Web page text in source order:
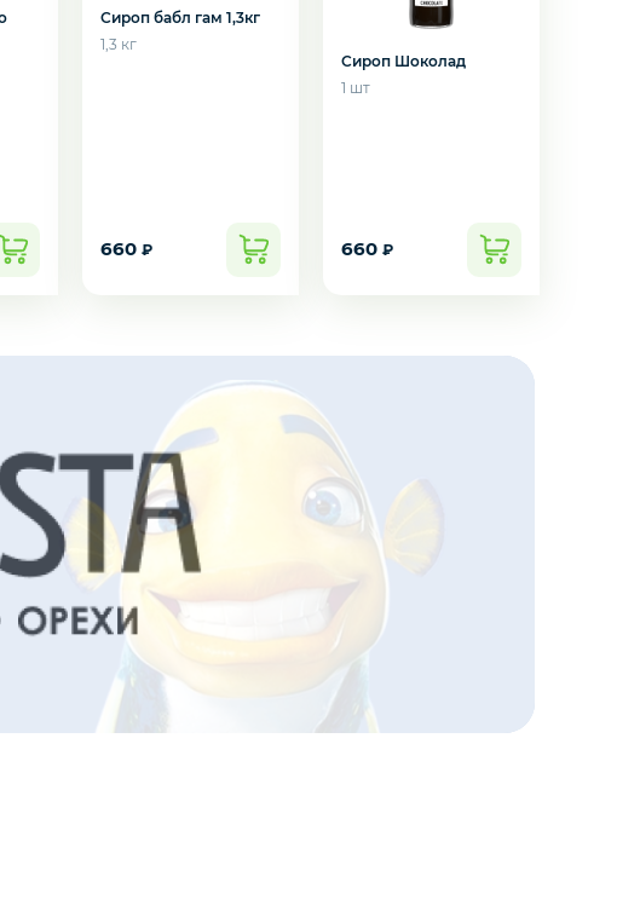
Сироп бабл гам 1,3кг
1,3 кг
660 ₽
Сироп Шоколад
1 шт
660 ₽